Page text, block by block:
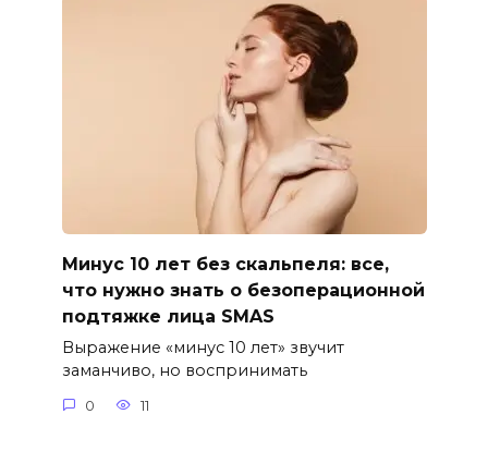
Минус 10 лет без скальпеля: все,
что нужно знать о безоперационной
подтяжке лица SMAS
Выражение «минус 10 лет» звучит
заманчиво, но воспринимать
0 11